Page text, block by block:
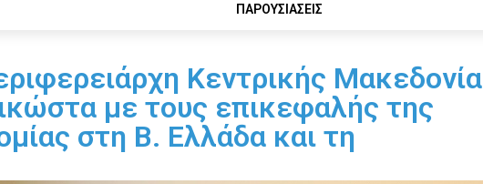
ΠΑΡΟΥΣΙΑΣΕΙΣ
Κεντρικής
με τους επικεφαλής της
στη Β. Ελλάδα και τη